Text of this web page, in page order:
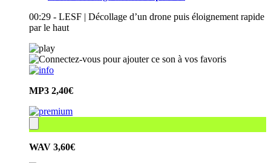
00:29 - LESF | Décollage d’un drone puis éloignement rapide
par le haut
MP3 2,40€
WAV 3,60€